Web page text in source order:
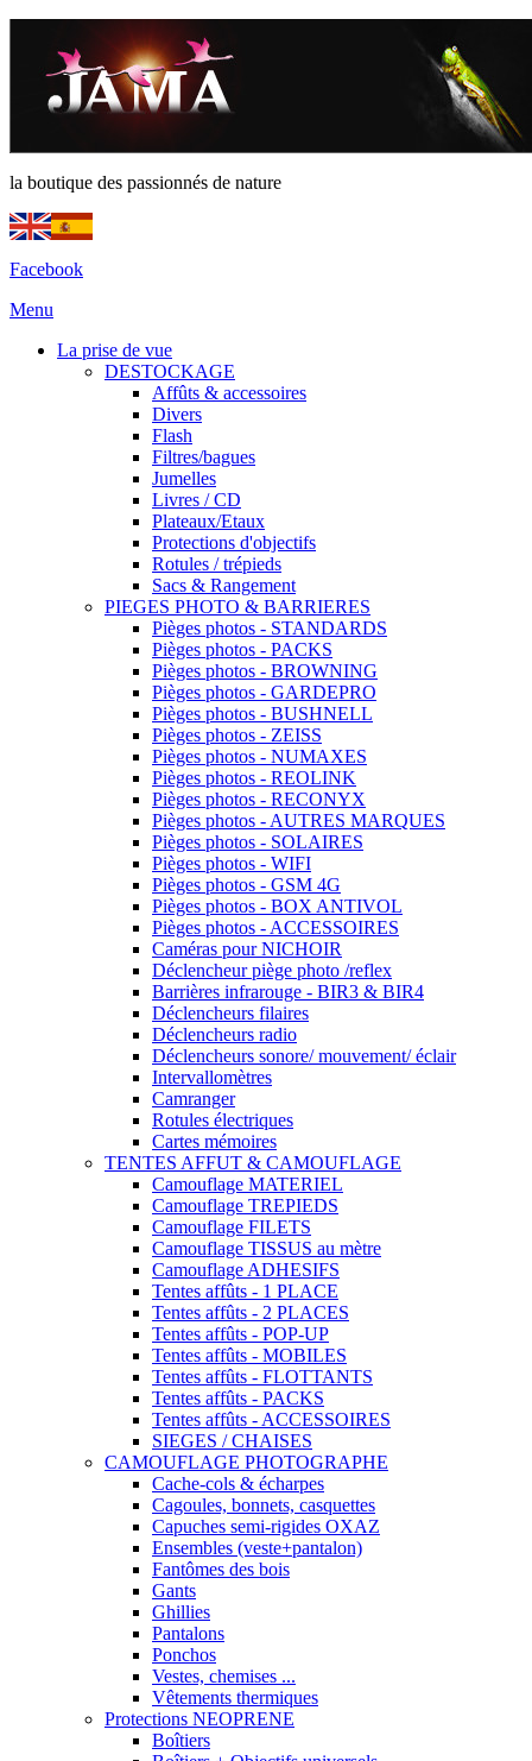
la boutique des passionnés de nature
Facebook
Menu
La prise de vue
DESTOCKAGE
Affûts & accessoires
Divers
Flash
Filtres/bagues
Jumelles
Livres / CD
Plateaux/Etaux
Protections d'objectifs
Rotules / trépieds
Sacs & Rangement
PIEGES PHOTO & BARRIERES
Pièges photos - STANDARDS
Pièges photos - PACKS
Pièges photos - BROWNING
Pièges photos - GARDEPRO
Pièges photos - BUSHNELL
Pièges photos - ZEISS
Pièges photos - NUMAXES
Pièges photos - REOLINK
Pièges photos - RECONYX
Pièges photos - AUTRES MARQUES
Pièges photos - SOLAIRES
Pièges photos - WIFI
Pièges photos - GSM 4G
Pièges photos - BOX ANTIVOL
Pièges photos - ACCESSOIRES
Caméras pour NICHOIR
Déclencheur piège photo /reflex
Barrières infrarouge - BIR3 & BIR4
Déclencheurs filaires
Déclencheurs radio
Déclencheurs sonore/ mouvement/ éclair
Intervallomètres
Camranger
Rotules électriques
Cartes mémoires
TENTES AFFUT & CAMOUFLAGE
Camouflage MATERIEL
Camouflage TREPIEDS
Camouflage FILETS
Camouflage TISSUS au mètre
Camouflage ADHESIFS
Tentes affûts - 1 PLACE
Tentes affûts - 2 PLACES
Tentes affûts - POP-UP
Tentes affûts - MOBILES
Tentes affûts - FLOTTANTS
Tentes affûts - PACKS
Tentes affûts - ACCESSOIRES
SIEGES / CHAISES
CAMOUFLAGE PHOTOGRAPHE
Cache-cols & écharpes
Cagoules, bonnets, casquettes
Capuches semi-rigides OXAZ
Ensembles (veste+pantalon)
Fantômes des bois
Gants
Ghillies
Pantalons
Ponchos
Vestes, chemises ...
Vêtements thermiques
Protections NEOPRENE
Boîtiers